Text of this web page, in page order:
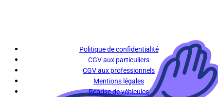
Politique de confidentialité
CGV aux particuliers
CGV aux professionnels
Mentions légales
Reprise de véhicules